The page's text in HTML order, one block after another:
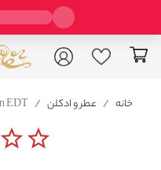
خانه / عطر و ادکلن /
star_borderstar_border